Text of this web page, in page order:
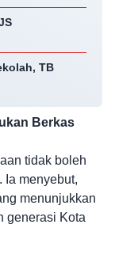
TB
Berkas
tidak boleh
Ia menyebut,
menunjukkan
generasi Kota